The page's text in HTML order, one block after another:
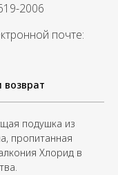
2006
почте:
возврат
подушка из
пропитанная
Хлорид в